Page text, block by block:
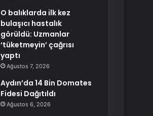
O balıklarda ilk kez
bulaşıcı hastalık
görüldü: Uzmanlar
‘tüketmeyin’ çağrısı
yaptı
Ağustos 7, 2026
Aydın’da 14 Bin Domates
Fidesi Dağıtıldı
Ağustos 6, 2026